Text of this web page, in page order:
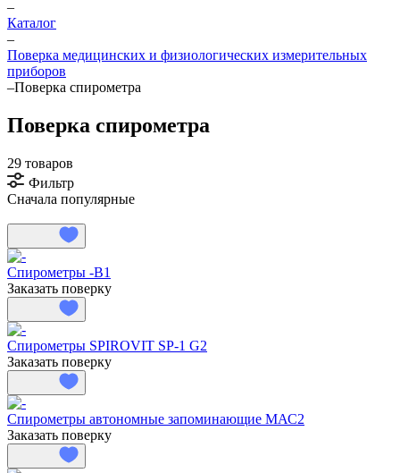
–
Каталог
–
Поверка медицинских и физиологических измерительных
приборов
–Поверка спирометра
Поверка спирометра
29 товаров
Фильтр
Сначала популярные
Спирометры -В1
Заказать поверку
Спирометры SPIROVIT SP-1 G2
Заказать поверку
Спирометры автономные запоминающие МАС2
Заказать поверку